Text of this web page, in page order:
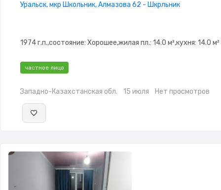
Уральск, мкр Школьник, Алмазова 62 - Шкрльник
1974 г.п.,состояние: Хорошее,жилая пл.: 14.0 м²,кухня: 14.0 м²
частное лицо
Западно-Казахстанская обл. 15 июля Нет просмотров